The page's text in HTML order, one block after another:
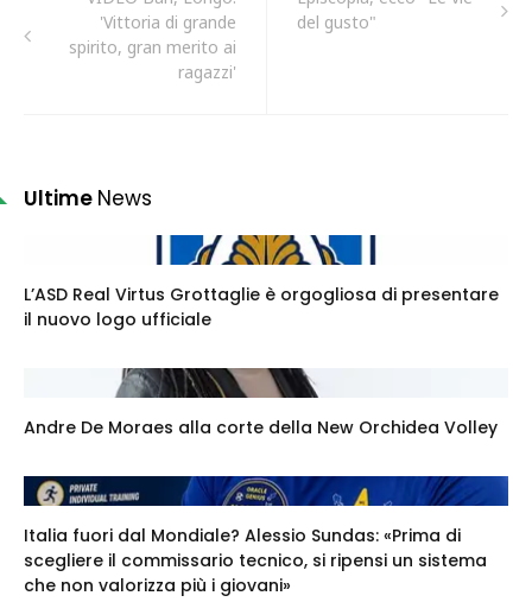
'Vittoria di grande
spirito, gran merito ai
ragazzi'
del gusto"
Ultime News
L’ASD Real Virtus Grottaglie è orgogliosa di presentare
il nuovo logo ufficiale
Andre De Moraes alla corte della New Orchidea Volley
Italia fuori dal Mondiale? Alessio Sundas: «Prima di
scegliere il commissario tecnico, si ripensi un sistema
che non valorizza più i giovani»